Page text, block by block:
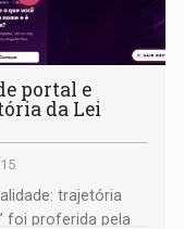
portal e
da Lei
trajetória
foi proferida pela